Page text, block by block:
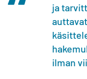
ja
ilman